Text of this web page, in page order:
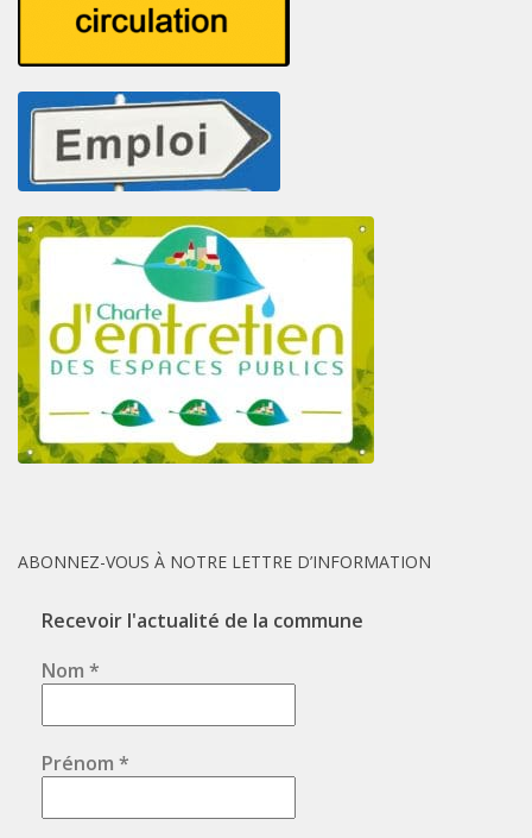
ABONNEZ-VOUS À NOTRE LETTRE D’INFORMATION
Recevoir l'actualité de la commune
Nom *
Prénom *